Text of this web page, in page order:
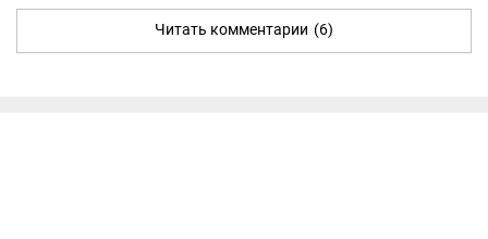
Читать комментарии (6)